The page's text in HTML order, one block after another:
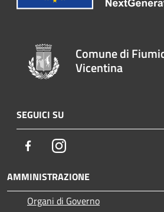
Comune di
Vicentina
SEGUICI SU
FacebookInstagram
AMMINISTRAZIONE
Organi di Governo